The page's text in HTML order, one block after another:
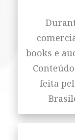
books e
feita